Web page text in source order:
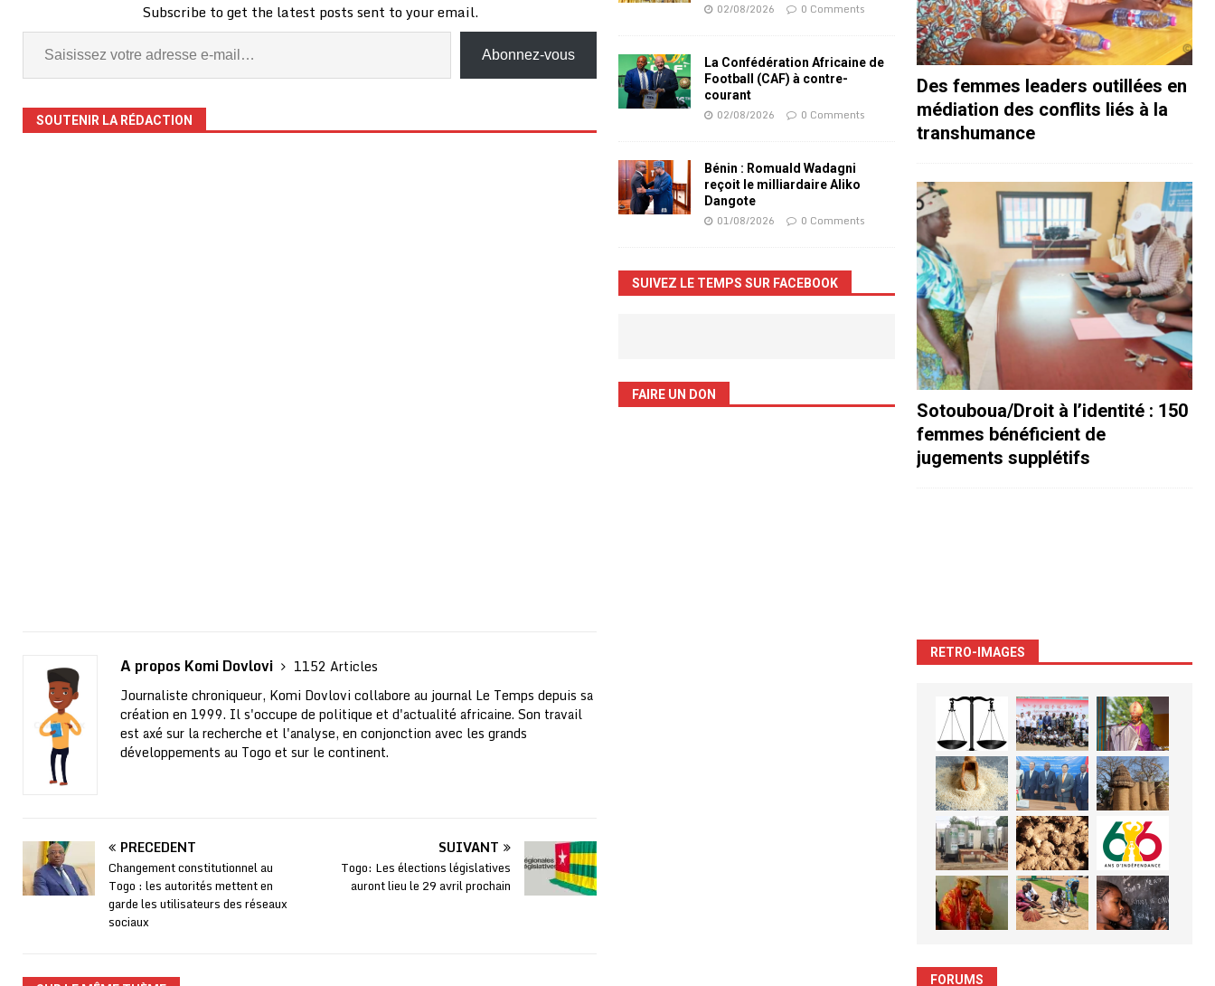
Subscribe to get the latest posts sent to your email.
Abonnez-vous
SOUTENIR LA RÉDACTION
A propos Komi Dovlovi
1152 Articles
Journaliste chroniqueur, Komi Dovlovi collabore au journal Le Temps depuis sa
création en 1999. Il s'occupe de politique et d'actualité africaine. Son travail
est axé sur la recherche et l'analyse, en conjonction avec les grands
développements au Togo et sur le continent.
PRÉCÉDENT
Changement constitutionnel au
Togo : les autorités mettent en
garde les utilisateurs des réseaux
sociaux
SUIVANT
Togo: Les élections législatives
auront lieu le 29 avril prochain
02/08/2026 0 Comments
La Confédération Africaine de
Football (CAF) à contre-
courant
02/08/2026 0 Comments
Bénin : Romuald Wadagni
reçoit le milliardaire Aliko
Dangote
01/08/2026 0 Comments
SUIVEZ LE TEMPS SUR FACEBOOK
FAIRE UN DON
Des femmes leaders outillées en
médiation des conflits liés à la
transhumance
Sotouboua/Droit à l’identité : 150
femmes bénéficient de
jugements supplétifs
RETRO-IMAGES
FORUMS